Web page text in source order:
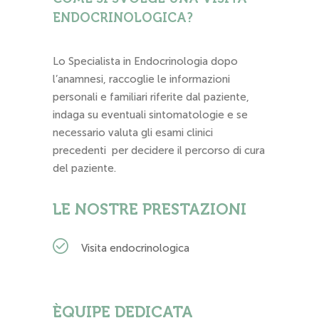
ENDOCRINOLOGICA?
Lo Specialista in Endocrinologia dopo
l’anamnesi, raccoglie le informazioni
personali e familiari riferite dal paziente,
indaga su eventuali sintomatologie e se
necessario valuta gli esami clinici
precedenti per decidere il percorso di cura
del paziente.
LE NOSTRE PRESTAZIONI
Visita endocrinologica
ÈQUIPE DEDICATA